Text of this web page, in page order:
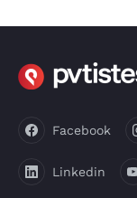
Facebook
Linkedin